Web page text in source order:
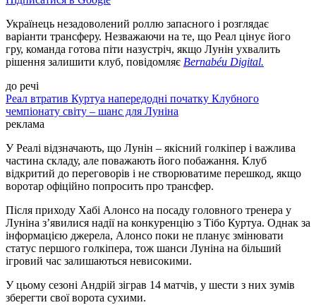
Українець незадоволений роллю запасного і розглядає
варіанти трансферу. Незважаючи на те, що Реал цінує його
гру, команда готова піти назустріч, якщо Лунін ухвалить
рішення залишити клуб, повідомляє Bernabéu Digital.
до речі
Реал втратив Куртуа напередодні початку Клубного
чемпіонату світу – шанс для Луніна
реклама
У Реалі відзначають, що Лунін – якісний голкіпер і важлива
частина складу, але поважають його побажання. Клуб
відкритий до переговорів і не створюватиме перешкод, якщо
воротар офіційно попросить про трансфер.
Після приходу Хабі Алонсо на посаду головного тренера у
Луніна з’явилися надії на конкуренцію з Тібо Куртуа. Однак за
інформацією джерела, Алонсо поки не планує змінювати
статус першого голкіпера, тож шанси Луніна на більший
ігровий час залишаються невисокими.
У цьому сезоні Андрій зіграв 14 матчів, у шести з них зумів
зберегти свої ворота сухими.